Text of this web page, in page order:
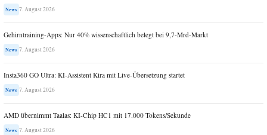
News 7. August 2026
Gehirntraining-Apps: Nur 40% wissenschaftlich belegt bei 9,7-Mrd-Markt
News 7. August 2026
Insta360 GO Ultra: KI-Assistent Kira mit Live-Übersetzung startet
News 7. August 2026
AMD übernimmt Taalas: KI-Chip HC1 mit 17.000 Tokens/Sekunde
News 7. August 2026